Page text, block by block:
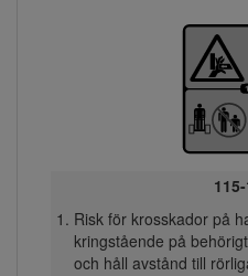
Risk för krosskador på
kringstående på
och håll avstånd till